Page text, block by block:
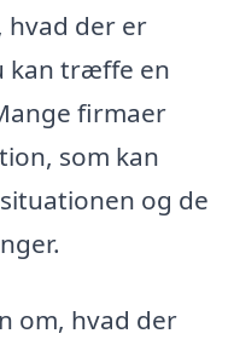
hvad der er
kan træffe en
firmaer
som kan
og de
om, hvad der